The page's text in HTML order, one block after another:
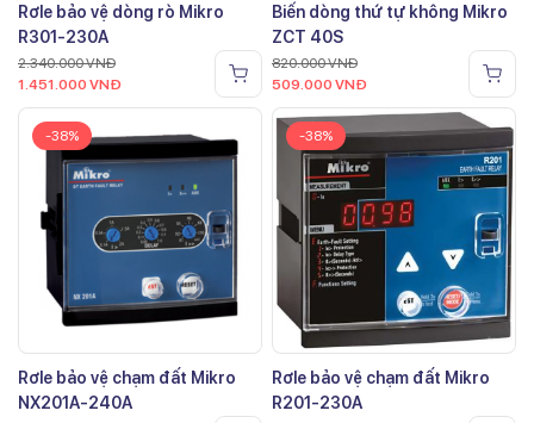
Rơle bảo vệ dòng rò Mikro
R301-230A
2.340.000VNĐ
1.451.000 VNĐ
Biến dòng thứ tự không Mikro
ZCT 40S
820.000VNĐ
509.000 VNĐ
-38%
Rơle bảo vệ chạm đất Mikro
NX201A-240A
-38%
Rơle bảo vệ chạm đất Mikro
R201-230A